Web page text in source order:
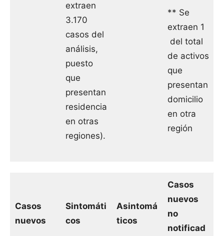
extraen
3.170
casos del
análisis,
puesto
que
presentan
residencia
en otras
regiones).
** Se
extraen 1
del total
de activos
que
presentan
domicilio
en otra
región
Casos
nuevos
Sintomáti
cos
Asintomá
ticos
Casos
nuevos
no
notificad